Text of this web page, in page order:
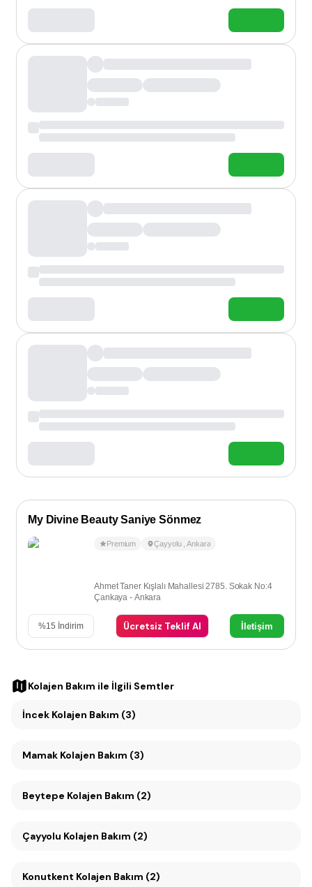
My Divine Beauty Saniye Sönmez
Premium Çayyolu ,Ankara
Ahmet Taner Kışlalı Mahallesi 2785. Sokak No:4
Çankaya - Ankara
%15 İndirim Ücretsiz Teklif Al İletişim
Kolajen Bakım ile İlgili Semtler
İncek Kolajen Bakım (3)
Mamak Kolajen Bakım (3)
Beytepe Kolajen Bakım (2)
Çayyolu Kolajen Bakım (2)
Konutkent Kolajen Bakım (2)